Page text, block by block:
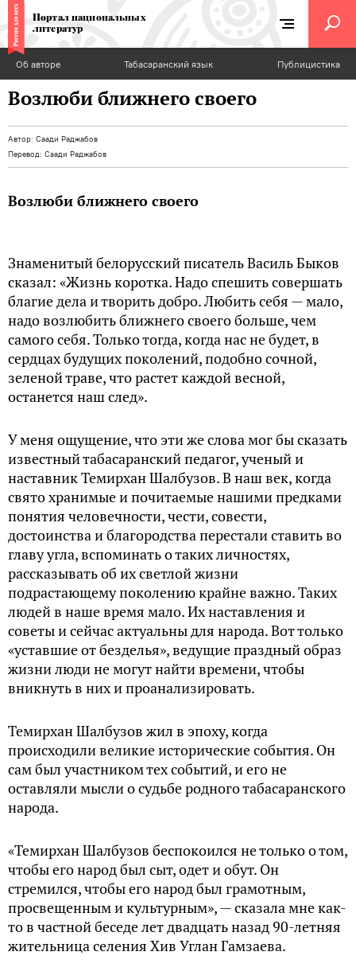
Портал национальных
литератур
Об авторе Табасаранский язык Публицистика
Возлюби ближнего своего
Автор: Саади Раджабов
Перевод: Саади Раджабов
Возлюби ближнего своего
Знаменитый белорусский писатель Василь Быков
сказал: «Жизнь коротка. Надо спешить совершать
благие дела и творить добро. Любить себя — мало,
надо возлюбить ближнего своего больше, чем
самого себя. Только тогда, когда нас не будет, в
сердцах будущих поколений, подобно сочной,
зеленой траве, что растет каждой весной,
останется наш след».
У меня ощущение, что эти же слова мог бы сказать
известный табасаранский педагог, ученый и
наставник Темирхан Шалбузов. В наш век, когда
свято хранимые и почитаемые нашими предками
понятия человечности, чести, совести,
достоинства и благородства перестали ставить во
главу угла, вспоминать о таких личностях,
рассказывать об их светлой жизни
подрастающему поколению крайне важно. Таких
людей в наше время мало. Их наставления и
советы и сейчас актуальны для народа. Вот только
«уставшие от безделья», ведущие праздный образ
жизни люди не могут найти времени, чтобы
вникнуть в них и проанализировать.
Темирхан Шалбузов жил в эпоху, когда
происходили великие исторические события. Он
сам был участником тех событий, и его не
оставляли мысли о судьбе родного табасаранского
народа.
«Темирхан Шалбузов беспокоился не только о том,
чтобы его народ был сыт, одет и обут. Он
стремился, чтобы его народ был грамотным,
просвещенным и культурным», — сказала мне как-
то в частной беседе лет двадцать назад 90-летняя
жительница селения Хив Углан Гамзаева.